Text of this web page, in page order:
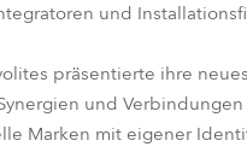
und
präsentierte ihre
und
Marken mit eigener